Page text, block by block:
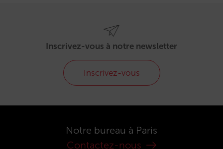
Inscrivez-vous à notre newsletter
Inscrivez-vous
Notre bureau à Paris
Contactez-nous